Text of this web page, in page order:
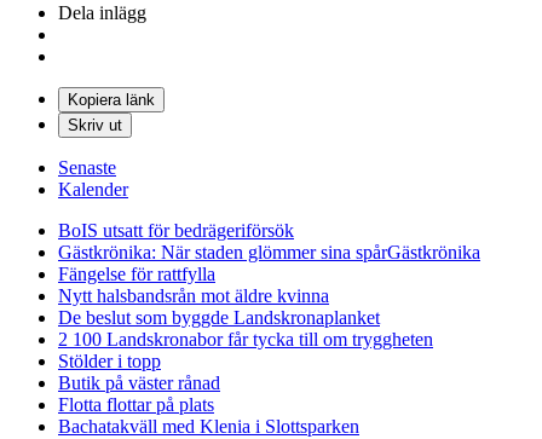
Dela inlägg
Kopiera länk
Skriv ut
Senaste
Kalender
BoIS utsatt för bedrägeriförsök
Gästkrönika: När staden glömmer sina spårGästkrönika
Fängelse för rattfylla
Nytt halsbandsrån mot äldre kvinna
De beslut som byggde Landskronaplanket
2 100 Landskronabor får tycka till om tryggheten
Stölder i topp
Butik på väster rånad
Flotta flottar på plats
Bachatakväll med Klenia i Slottsparken